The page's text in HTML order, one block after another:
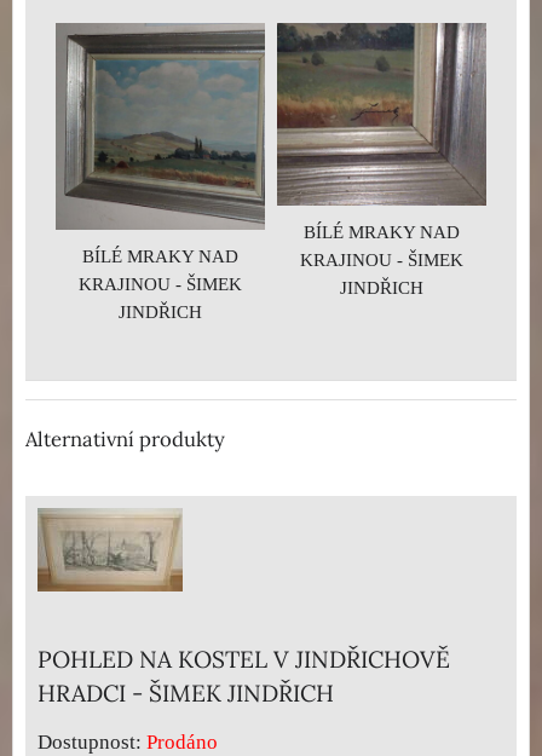
BÍLÉ MRAKY NAD
KRAJINOU - ŠIMEK
JINDŘICH
BÍLÉ MRAKY NAD
KRAJINOU - ŠIMEK
JINDŘICH
Alternativní produkty
POHLED NA KOSTEL V JINDŘICHOVĚ
HRADCI - ŠIMEK JINDŘICH
Dostupnost: Prodáno